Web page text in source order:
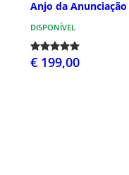
Anjo da
DISPONÍVEL
€ 199,00